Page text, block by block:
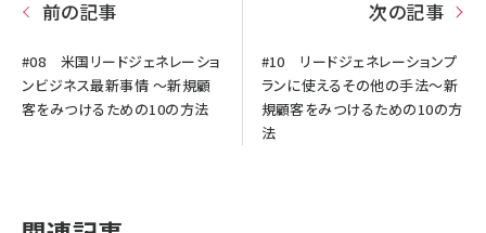
前の記事
#08 米国リードジェネレーショ
ンビジネス最新事情 ～新規顧
客をみつけるための10の方法
次の記事
#10 リードジェネレーションプ
ランに使えるその他の手法～新
規顧客をみつけるための10の方
法